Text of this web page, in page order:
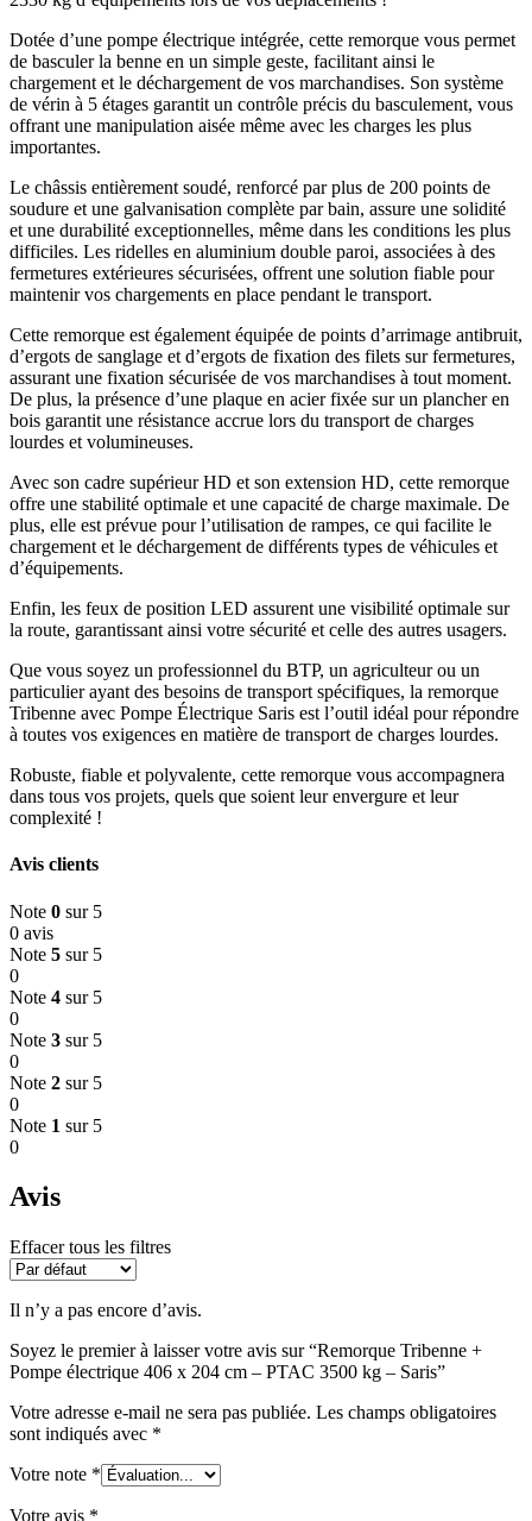
Dotée d’une pompe électrique intégrée, cette remorque vous permet
de basculer la benne en un simple geste, facilitant ainsi le
chargement et le déchargement de vos marchandises. Son système
de vérin à 5 étages garantit un contrôle précis du basculement, vous
offrant une manipulation aisée même avec les charges les plus
importantes.
Le châssis entièrement soudé, renforcé par plus de 200 points de
soudure et une galvanisation complète par bain, assure une solidité
et une durabilité exceptionnelles, même dans les conditions les plus
difficiles. Les ridelles en aluminium double paroi, associées à des
fermetures extérieures sécurisées, offrent une solution fiable pour
maintenir vos chargements en place pendant le transport.
Cette remorque est également équipée de points d’arrimage antibruit,
d’ergots de sanglage et d’ergots de fixation des filets sur fermetures,
assurant une fixation sécurisée de vos marchandises à tout moment.
De plus, la présence d’une plaque en acier fixée sur un plancher en
bois garantit une résistance accrue lors du transport de charges
lourdes et volumineuses.
Avec son cadre supérieur HD et son extension HD, cette remorque
offre une stabilité optimale et une capacité de charge maximale. De
plus, elle est prévue pour l’utilisation de rampes, ce qui facilite le
chargement et le déchargement de différents types de véhicules et
d’équipements.
Enfin, les feux de position LED assurent une visibilité optimale sur
la route, garantissant ainsi votre sécurité et celle des autres usagers.
Que vous soyez un professionnel du BTP, un agriculteur ou un
particulier ayant des besoins de transport spécifiques, la remorque
Tribenne avec Pompe Électrique Saris est l’outil idéal pour répondre
à toutes vos exigences en matière de transport de charges lourdes.
Robuste, fiable et polyvalente, cette remorque vous accompagnera
dans tous vos projets, quels que soient leur envergure et leur
complexité !
Avis clients
Note 0 sur 5
0 avis
Note 5 sur 5
0
Note 4 sur 5
0
Note 3 sur 5
0
Note 2 sur 5
0
Note 1 sur 5
0
Avis
Effacer tous les filtres
Il n’y a pas encore d’avis.
Soyez le premier à laisser votre avis sur “Remorque Tribenne +
Pompe électrique 406 x 204 cm – PTAC 3500 kg – Saris”
Votre adresse e-mail ne sera pas publiée. Les champs obligatoires
sont indiqués avec *
Votre note *
Votre avis *